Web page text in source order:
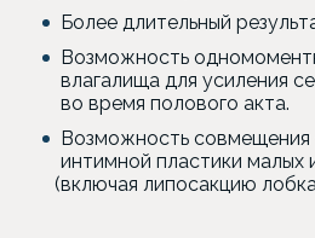
Более длительный
Возможность
влагалища для усиления
во время полового акта.
Возможность совмещения
интимной пластики малых
(включая липосакцию